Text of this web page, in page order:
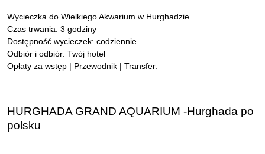
Wycieczka do Wielkiego Akwarium w Hurghadzie
Czas trwania: 3 godziny
Dostępność wycieczek: codziennie
Odbiór i odbiór: Twój hotel
Opłaty za wstęp | Przewodnik | Transfer.
HURGHADA GRAND AQUARIUM -Hurghada po
polsku